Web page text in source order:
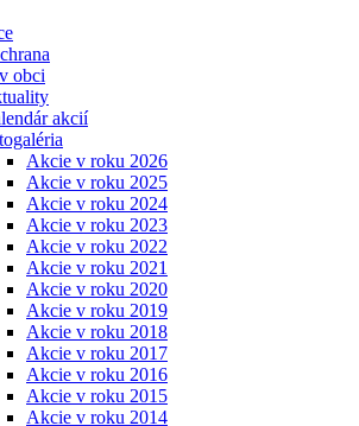
obci
akcií
Akcie v roku 2026
Akcie v roku 2025
Akcie v roku 2024
Akcie v roku 2023
Akcie v roku 2022
Akcie v roku 2021
Akcie v roku 2020
Akcie v roku 2019
Akcie v roku 2018
Akcie v roku 2017
Akcie v roku 2016
Akcie v roku 2015
Akcie v roku 2014